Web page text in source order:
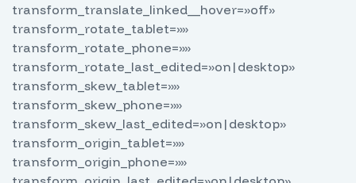
transform_translate_linked__hover=»off»
transform_rotate_tablet=»»
transform_rotate_phone=»»
transform_rotate_last_edited=»on|desktop»
transform_skew_tablet=»»
transform_skew_phone=»»
transform_skew_last_edited=»on|desktop»
transform_origin_tablet=»»
transform_origin_phone=»»